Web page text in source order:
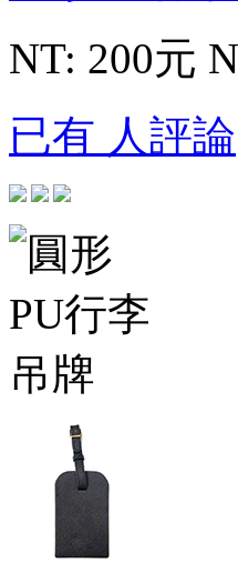
NT: 200元
已有 人評論